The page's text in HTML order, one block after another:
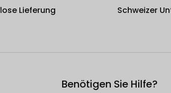
Lieferung Schweizer
Benötigen Sie Hilfe?